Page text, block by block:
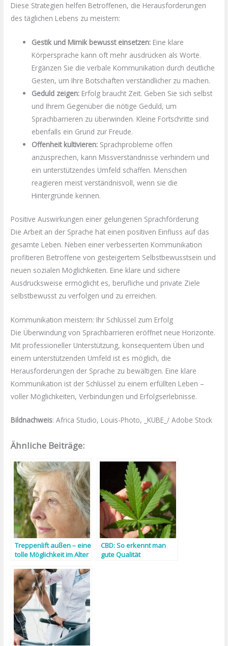
Diese Strategien helfen Betroffenen, die Herausforderungen
des täglichen Lebens zu meistern:
Gestik und Mimik bewusst einsetzen: Eine klare
Körpersprache kann oft mehr ausdrücken als Worte.
Ergänzen Sie die verbale Kommunikation durch deutliche
Gesten, um Ihre Botschaften verständlicher zu machen.
Geduld zeigen: Erfolg braucht Zeit. Geben Sie sich selbst
und Ihrem Gegenüber die nötige Geduld, um
Sprachbarrieren zu überwinden. Kleine Fortschritte sind
ebenfalls ein Grund zur Freude.
Offenheit kultivieren: Sprachprobleme offen
anzusprechen, kann Missverständnisse verhindern und
ein unterstützendes Umfeld schaffen. Menschen
reagieren meist verständnisvoll, wenn sie die
Hintergründe kennen.
Positive Auswirkungen einer gelungenen Sprachförderung
Die Arbeit an der Sprache hat einen positiven Einfluss auf das
gesamte Leben. Neben einer verbesserten Kommunikation
profitieren Betroffene von gesteigertem Selbstbewusstsein und
neuen sozialen Möglichkeiten. Eine klare und sichere
Ausdrucksweise ermöglicht es, berufliche und private Ziele
selbstbewusst zu verfolgen und zu erreichen.
Kommunikation meistern: Ihr Schlüssel zum Erfolg
Die Überwindung von Sprachbarrieren eröffnet neue Horizonte.
Mit professioneller Unterstützung, konsequentem Üben und
einem unterstützenden Umfeld ist es möglich, die
Herausforderungen der Sprache zu bewältigen. Eine klare
Kommunikation ist der Schlüssel zu einem erfüllten Leben –
voller Möglichkeiten, Verbindungen und Erfolgserlebnisse.
Bildnachweis: Africa Studio, Louis-Photo, _KUBE_/ Adobe Stock
Ähnliche Beiträge:
Treppenlift außen – eine
tolle Möglichkeit im Alter
zu behalten
CBD: So erkennt man
gute Qualität